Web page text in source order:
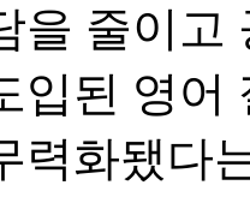
을 줄이고
입된 영어
력화됐다